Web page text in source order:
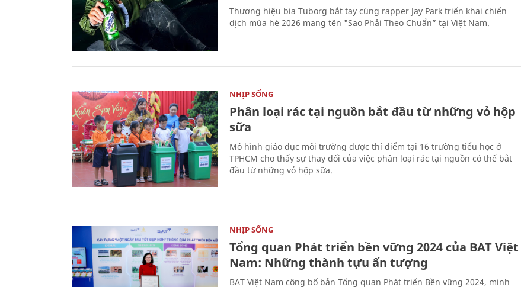
Thương hiệu bia Tuborg bắt tay cùng rapper Jay Park triển khai chiến
dịch mùa hè 2026 mang tên "Sao Phải Theo Chuẩn” tại Việt Nam.
NHỊP SỐNG
Phân loại rác tại nguồn bắt đầu từ những vỏ hộp
sữa
Mô hình giáo dục môi trường được thí điểm tại 16 trường tiểu học ở
TPHCM cho thấy sự thay đổi của việc phân loại rác tại nguồn có thể bắt
đầu từ những vỏ hộp sữa.
NHỊP SỐNG
Tổng quan Phát triển bền vững 2024 của BAT Việt
Nam: Những thành tựu ấn tượng
BAT Việt Nam công bố bản Tổng quan Phát triển Bền vững 2024, minh